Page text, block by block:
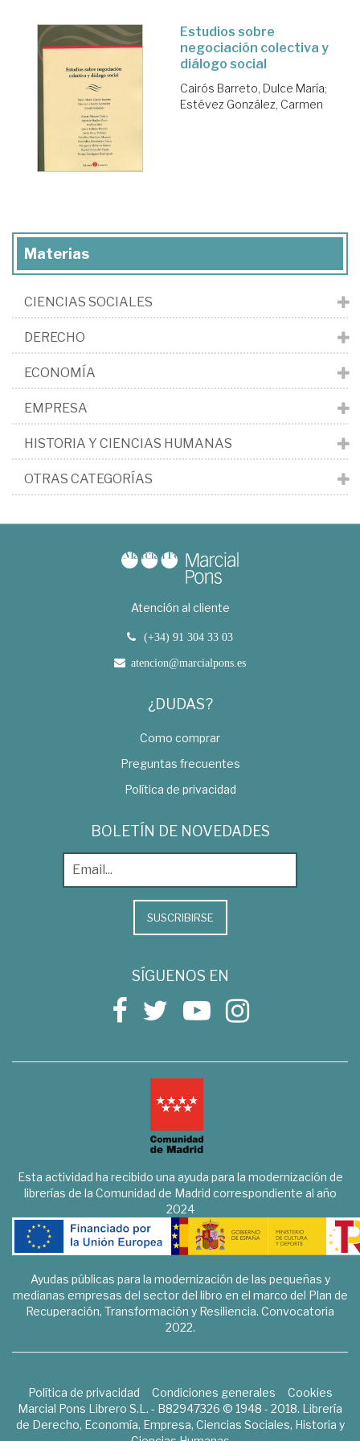
Estudios sobre
negociación colectiva y
diálogo social
Cairós Barreto, Dulce María;
Estévez González, Carmen
Materias
CIENCIAS SOCIALES
DERECHO
ECONOMÍA
EMPRESA
HISTORIA Y CIENCIAS HUMANAS
OTRAS CATEGORÍAS
Atención al cliente
(+34) 91 304 33 03
atencion@marcialpons.es
¿DUDAS?
Como comprar
Preguntas frecuentes
Política de privacidad
BOLETÍN DE NOVEDADES
SUSCRIBIRSE
SÍGUENOS EN
Esta actividad ha recibido una ayuda para la modernización de
librerías de la Comunidad de Madrid correspondiente al año
2024
Ayudas públicas para la modernización de las pequeñas y
medianas empresas del sector del libro en el marco del Plan de
Recuperación, Transformación y Resiliencia. Convocatoria
2022.
Política de privacidad Condiciones generales
Cookies
Marcial Pons Librero S.L. - B82947326 © 1948 - 2018. Librería
de Derecho, Economía, Empresa, Ciencias Sociales, Historia y